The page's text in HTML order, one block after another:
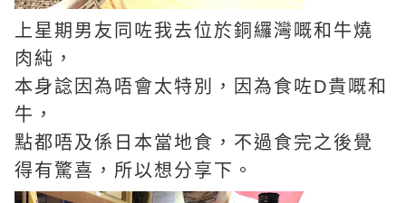
上星期男友同咗我去位於銅纙灣嘅和牛燒
肉純，
本身諗因為唔會太特別，因為食咗D貴嘅和
牛，
點都唔及係日本當地食，不過食完之後覺
得有驚喜，所以想分享下。